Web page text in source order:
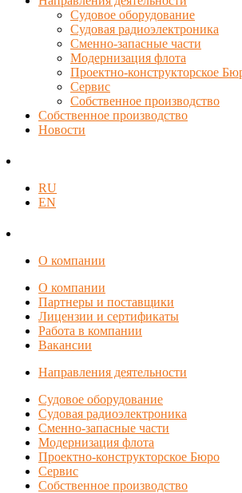
Судовое оборудование
Судовая радиоэлектроника
Сменно-запасные части
Модернизация флота
Проектно-конструкторское
Сервис
Собственное производство
Собственное производство
Новости
RU
EN
О компании
О компании
Партнеры и поставщики
Лицензии и сертификаты
Работа в компании
Вакансии
Направления деятельности
Судовое оборудование
Судовая радиоэлектроника
Сменно-запасные части
Модернизация флота
Проектно-конструкторское Бюро
Сервис
Собственное производство